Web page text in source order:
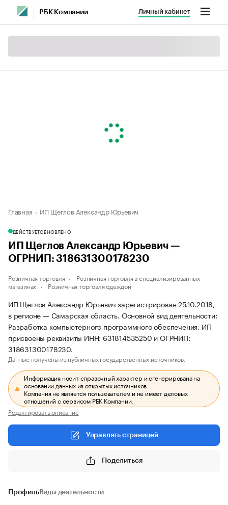
РБК Компании Личный кабинет
Главная ИП Щеглов Александр Юрьевич
ДЕЙСТВУЕТОБНОВЛЕНО
ИП Щеглов Александр Юрьевич —
ОГРНИП: 318631300178230
Розничная торговля
Розничная торговля в специализированных
магазинах
Розничная торговля одеждой
ИП Щеглов Александр Юрьевич зарегистрирован 25.10.2018,
в регионе — Самарская область. Основной вид деятельности:
Разработка компьютерного программного обеспечения. ИП
присвоены реквизиты ИНН: 631814535250 и ОГРНИП:
318631300178230.
Данные получены из публичных государственных источников.
Информация носит справочный характер и сгенерирована на
основании данных из открытых источников.
Компания не является пользователем и не имеет деловых
отношений с сервисом РБК Компании.
Редактировать описание
Управлять страницей
Поделиться
ПрофильВиды деятельности